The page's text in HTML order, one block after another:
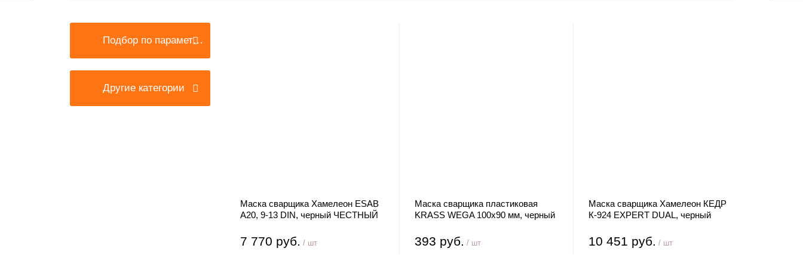
Подбор по параметрам
Другие категории
Маска сварщика Хамелеон ESAB
A20, 9-13 DIN, черный ЧЕСТНЫЙ
7 770 руб. / шт
Маска сварщика пластиковая
KRASS WEGA 100х90 мм, черный
393 руб. / шт
Маска сварщика Хамелеон КЕДР
К-924 EXPERT DUAL, черный
10 451 руб. / шт